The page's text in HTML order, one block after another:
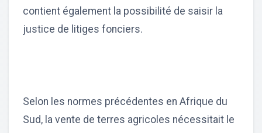
contient également la possibilité de saisir la
justice de litiges fonciers.
Selon les normes précédentes en Afrique du
Sud, la vente de terres agricoles nécessitait le